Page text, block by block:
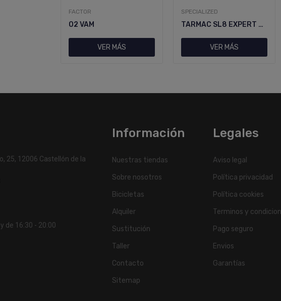
VER MÁS
FACTOR
O2 VAM
VER MÁS
SPECIALIZED
TARMAC SL8 EXPERT DI2 WHT/METBLK 56
25, 12006 Castellón de la
de 16:30 - 20:00
Información
Nuestras tiendas
Sobre nosotros
Bicicletas
Alquiler
Sustitución
Taller
Contacto
Sitemap
Legales
Aviso legal
Política privacidad
Política cookies
Terminos y
Pago seguro
Envios
Garantías